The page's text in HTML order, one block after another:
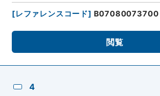
[レファレンスコード] B07080073700
閲覧
4